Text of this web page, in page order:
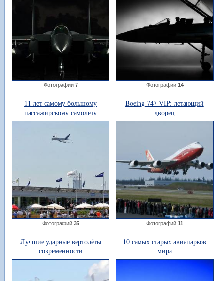
Фотографий 7 Фотографий 14
11 лет самому большому
пассажирскому самолету
Фотографий 35
Boeing 747 VIP: летающий
дворец
Фотографий11
Лучшие ударные вертолёты
современности
10 самых старых авиапарков
мира